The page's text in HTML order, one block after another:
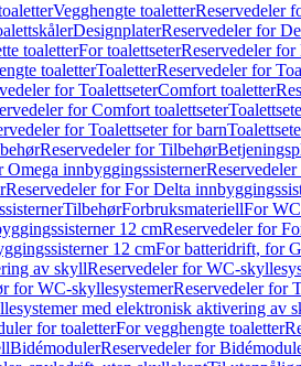
Vegghengte toaletterReservedeler
DesignplaterReservedeler for
toaletterFor toalettseterReservedeler for
toaletterToaletterReservedeler for
for ToalettseterComfort toaletter
for Comfort toalettseter
for Toalettseter for barn
Reservedeler for Tilbehør
Omega innbyggingssisterner
Reservedeler for For Delta
TilbehørForbruksmateriellFor
12 cmReservedeler for
12 cmFor batteridrift, for
av skyllReservedeler for WC-
for WC-skyllesystemerReservedeler for
med elektronisk aktivering av
for toaletterFor vegghengte toaletter
BidémodulerReservedeler for